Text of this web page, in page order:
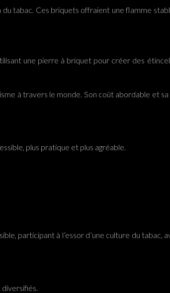
tabac. Ces briquets offraient une flamme
une pierre à briquet pour créer des
à travers le monde. Son coût abordable et
plus pratique et plus agréable.
participant à l’essor d’une culture du tabac,